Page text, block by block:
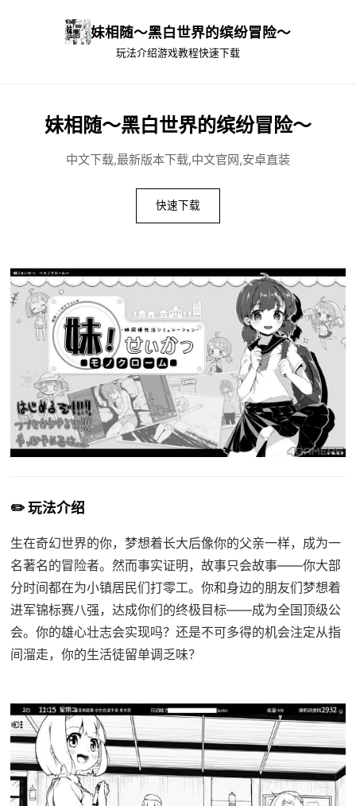
妹相随～黑白世界的缤纷冒险～
玩法介绍游戏教程快速下载
妹相随～黑白世界的缤纷冒险～
中文下载,最新版本下载,中文官网,安卓直装
快速下载
✏️ 玩法介绍
生在奇幻世界的你，梦想着长大后像你的父亲一样，成为一
名著名的冒险者。然而事实证明，故事只会故事——你大部
分时间都在为小镇居民们打零工。你和身边的朋友们梦想着
进军锦标赛八强，达成你们的终极目标——成为全国顶级公
会。你的雄心壮志会实现吗？还是不可多得的机会注定从指
间溜走，你的生活徒留单调乏味？